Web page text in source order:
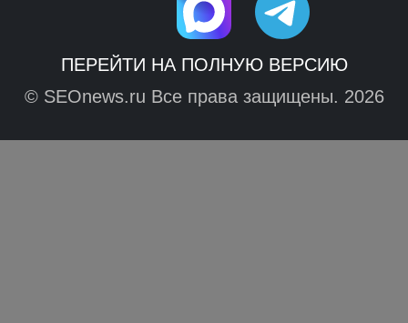
ПЕРЕЙТИ НА ПОЛНУЮ ВЕРСИЮ
© SEOnews.ru Все права защищены. 2026